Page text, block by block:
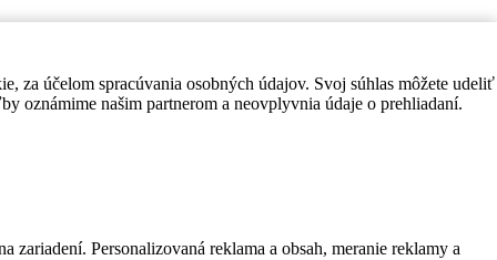
za účelom spracúvania osobných údajov. Svoj súhlas môžete udeliť
oznámime našim partnerom a neovplyvnia údaje o prehliadaní.
Personalizovaná reklama a obsah, meranie reklamy a